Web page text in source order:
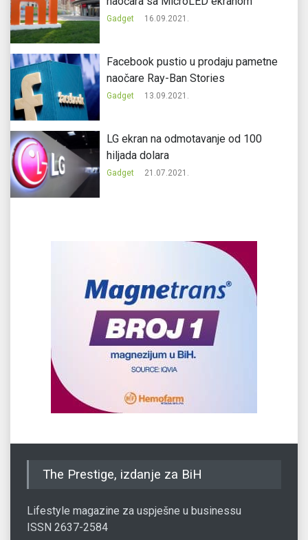
Gadget 16.09.2021.
Facebook pustio u prodaju pametne
naočare Ray-Ban Stories
Gadget 13.09.2021.
LG ekran na odmotavanje od 100
hiljada dolara
Gadget 21.07.2021.
The Prestige, izdanje za BiH
Lifestyle magazine za uspješne u businessu
ISSN 2637-2584